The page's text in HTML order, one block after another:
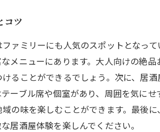
コツ
ァミリーにも人気のスポットとなっ
メニューにあります。大人向けの絶
ることができるでしょう。次に、居
ーブル席や個室があり、周囲を気に
の味を楽しむことができます。最後
居酒屋体験を楽しんでください。